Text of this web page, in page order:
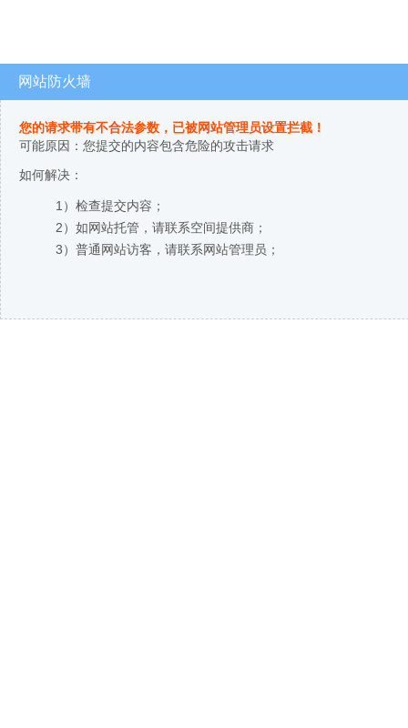
网站防火墙
您的请求带有不合法参数，已被网站管理员设置拦截！
可能原因：您提交的内容包含危险的攻击请求
如何解决：
1）检查提交内容；
2）如网站托管，请联系空间提供商；
3）普通网站访客，请联系网站管理员；